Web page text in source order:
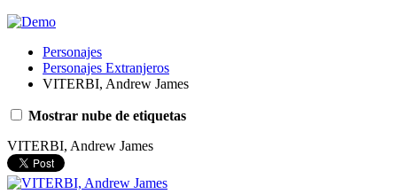
Personajes
Personajes Extranjeros
VITERBI, Andrew James
Mostrar nube de etiquetas
VITERBI, Andrew James